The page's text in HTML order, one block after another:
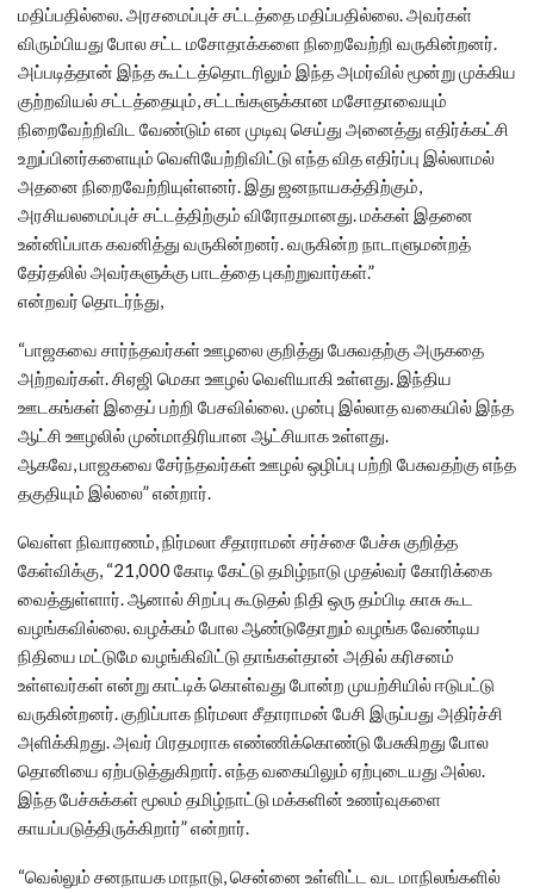
மதிப்பதில்லை. அரசமைப்புச் சட்டத்தை மதிப்பதில்லை. அவர்கள்
விரும்பியது போல சட்ட மசோதாக்களை நிறைவேற்றி வருகின்றனர்.
அப்படித்தான் இந்த கூட்டத்தொடரிலும் இந்த அமர்வில் மூன்று முக்கிய
குற்றவியல் சட்டத்தையும், சட்டங்களுக்கான மசோதாவையும்
நிறைவேற்றிவிட வேண்டும் என முடிவு செய்து அனைத்து எதிர்க்கட்சி
உறுப்பினர்களையும் வெளியேற்றிவிட்டு எந்த வித எதிர்ப்பு இல்லாமல்
அதனை நிறைவேற்றியுள்ளனர். இது ஜனநாயகத்திற்கும்,
அரசியலமைப்புச் சட்டத்திற்கும் விரோதமானது. மக்கள் இதனை
உன்னிப்பாக கவனித்து வருகின்றனர். வருகின்ற நாடாளுமன்றத்
தேர்தலில் அவர்களுக்கு பாடத்தை புகற்றுவார்கள்.”
என்றவர் தொடர்ந்து,
“பாஜகவை சார்ந்தவர்கள் ஊழலை குறித்து பேசுவதற்கு அருகதை
அற்றவர்கள். சிஏஜி மெகா ஊழல் வெளியாகி உள்ளது. இந்திய
ஊடகங்கள் இதைப் பற்றி பேசவில்லை. முன்பு இல்லாத வகையில் இந்த
ஆட்சி ஊழலில் முன்மாதிரியான ஆட்சியாக உள்ளது.
ஆகவே, பாஜகவை சேர்ந்தவர்கள் ஊழல் ஒழிப்பு பற்றி பேசுவதற்கு எந்த
தகுதியும் இல்லை” என்றார்.
வெள்ள நிவாரணம், நிர்மலா சீதாராமன் சர்ச்சை பேச்சு குறித்த
கேள்விக்கு, “21,000 கோடி கேட்டு தமிழ்நாடு முதல்வர் கோரிக்கை
வைத்துள்ளார். ஆனால் சிறப்பு கூடுதல் நிதி ஒரு தம்பிடி காசு கூட
வழங்கவில்லை. வழக்கம் போல ஆண்டுதோறும் வழங்க வேண்டிய
நிதியை மட்டுமே வழங்கிவிட்டு தாங்கள்தான் அதில் கரிசனம்
உள்ளவர்கள் என்று காட்டிக் கொள்வது போன்ற முயற்சியில் ஈடுபட்டு
வருகின்றனர். குறிப்பாக நிர்மலா சீதாராமன் பேசி இருப்பது அதிர்ச்சி
அளிக்கிறது. அவர் பிரதமராக எண்ணிக்கொண்டு பேசுகிறது போல
தொனியை ஏற்படுத்துகிறார். எந்த வகையிலும் ஏற்புடையது அல்ல.
இந்த பேச்சுக்கள் மூலம் தமிழ்நாட்டு மக்களின் உணர்வுகளை
காயப்படுத்திருக்கிறார்” என்றார்.
“வெல்லும் சனநாயக மாநாடு, சென்னை உள்ளிட்ட வட மாநிலங்களில்